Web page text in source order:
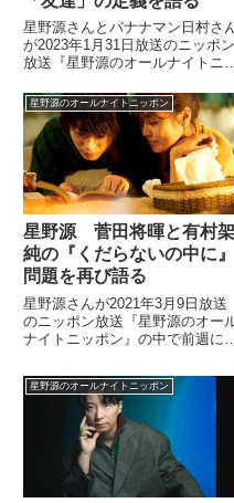
星野源さんとバナナマン日村さ
が2023年1月31日放送のニッポン
放送『星野源のオールナイトニ
を受けてどんな人を「友達」だ
思うのか、その定義などについ
話していました。
星野源のオールナイトニッポン
星野源 菅田将暉と有村架
純の『くだらないの中に』
問題を再び語る
星野源さんが2021年3月9日放送
のニッポン放送『星野源のオー
ナイトニッポン』の中で前週に話
さんに『くだらないの中に』の
ターの弾き方を教えていた問題に
ついて再びトーク。菅田さんのラ
ジオでの発言を踏まえながら話し
ていました。
星野源のオールナイトニッポン